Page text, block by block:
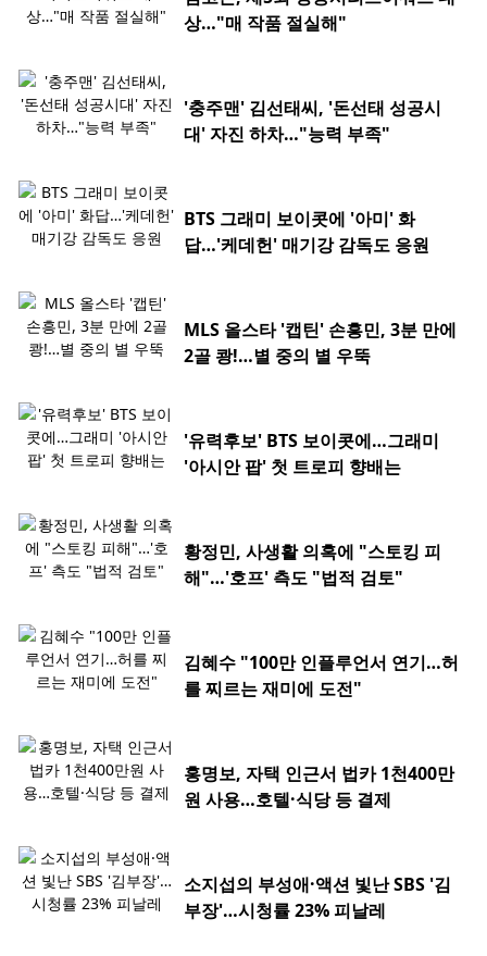
상…"매 작품 절실해"
'충주맨' 김선태씨, '돈선태 성공시
대' 자진 하차…"능력 부족"
BTS 그래미 보이콧에 '아미' 화
답…'케데헌' 매기강 감독도 응원
MLS 올스타 '캡틴' 손흥민, 3분 만에
2골 쾅!…별 중의 별 우뚝
'유력후보' BTS 보이콧에…그래미
'아시안 팝' 첫 트로피 향배는
황정민, 사생활 의혹에 "스토킹 피
해"…'호프' 측도 "법적 검토"
김혜수 "100만 인플루언서 연기…허
를 찌르는 재미에 도전"
홍명보, 자택 인근서 법카 1천400만
원 사용…호텔·식당 등 결제
소지섭의 부성애·액션 빛난 SBS '김
부장'…시청률 23% 피날레